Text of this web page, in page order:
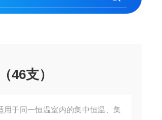
46支）
于同一恒温室内的集中恒温、集